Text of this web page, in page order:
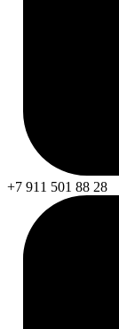
+7 911 501 88 28